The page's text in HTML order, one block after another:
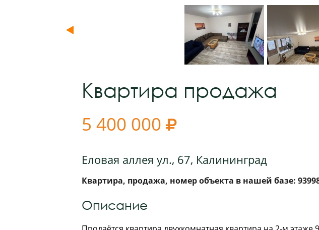
Квартира продажа
5 400 000 
Еловая аллея ул., 67, Калининград
Квартира, продажа, номер объекта в нашей базе:
Описание